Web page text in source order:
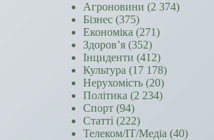
Агроновини (2 374)
Бізнес (375)
Економіка (271)
Здоров’я (352)
Інциденти (412)
Культура (17 178)
Нерухомість (20)
Політика (2 234)
Спорт (94)
Статті (222)
Телеком/ІТ/Медіа (40)